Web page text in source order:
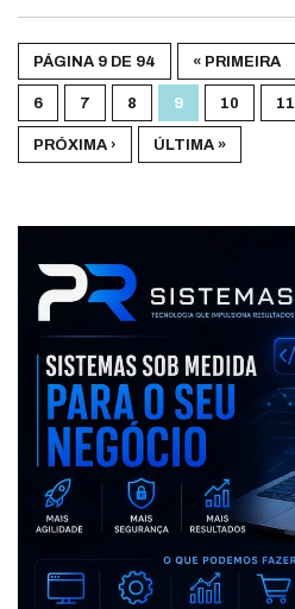
PÁGINA 9 DE 94 « PRIMEIRA
6 7 8 9 10 11
PRÓXIMA › ÚLTIMA »